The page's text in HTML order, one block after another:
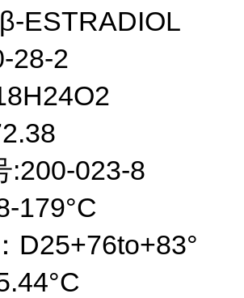
ESTRADIOL
28-2
:200-023-8
179°C
D25+76to+83°